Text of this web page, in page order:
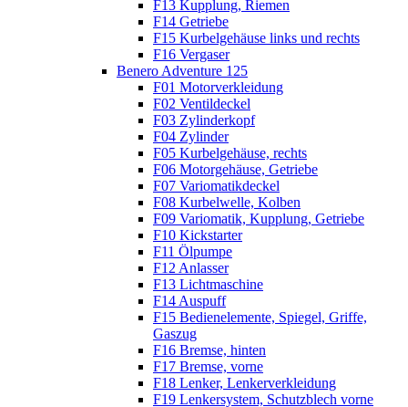
F13 Kupplung, Riemen
F14 Getriebe
F15 Kurbelgehäuse links und rechts
F16 Vergaser
Benero Adventure 125
F01 Motorverkleidung
F02 Ventildeckel
F03 Zylinderkopf
F04 Zylinder
F05 Kurbelgehäuse, rechts
F06 Motorgehäuse, Getriebe
F07 Variomatikdeckel
F08 Kurbelwelle, Kolben
F09 Variomatik, Kupplung, Getriebe
F10 Kickstarter
F11 Ölpumpe
F12 Anlasser
F13 Lichtmaschine
F14 Auspuff
F15 Bedienelemente, Spiegel, Griffe,
Gaszug
F16 Bremse, hinten
F17 Bremse, vorne
F18 Lenker, Lenkerverkleidung
F19 Lenkersystem, Schutzblech vorne